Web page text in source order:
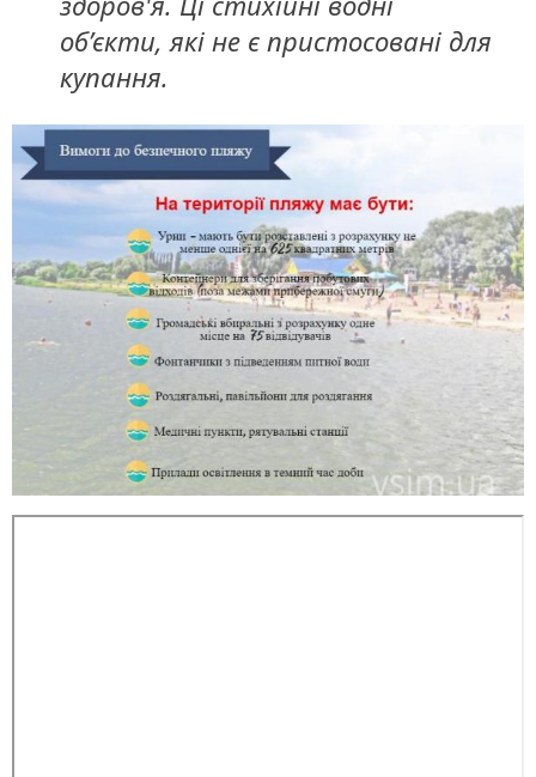
об’єкти, які не є пристосовані для
купання.